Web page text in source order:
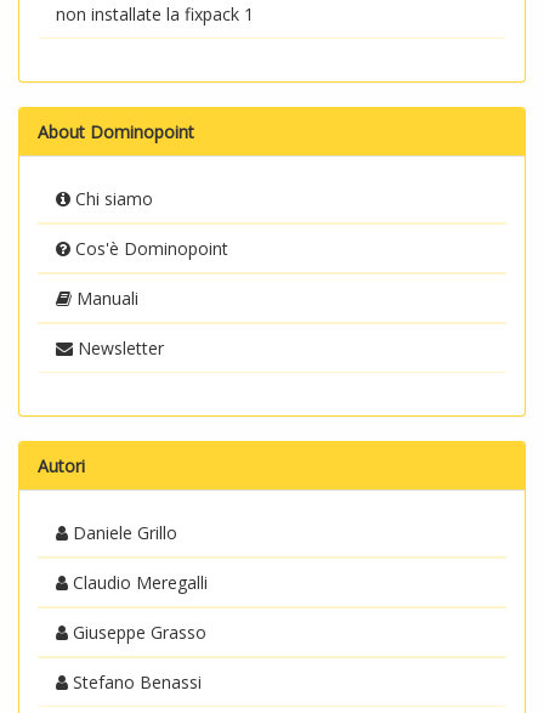
non installate la fixpack 1
About Dominopoint
Chi siamo
Cos'è Dominopoint
Manuali
Newsletter
Autori
Daniele Grillo
Claudio Meregalli
Giuseppe Grasso
Stefano Benassi